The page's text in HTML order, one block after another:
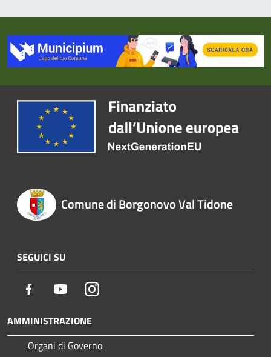
Comune di Borgonovo Val Tidone
SEGUICI SU
Facebook YoutubeInstagram
AMMINISTRAZIONE
Organi di Governo